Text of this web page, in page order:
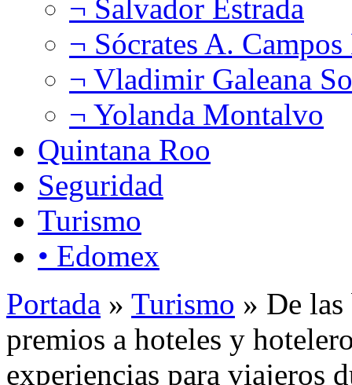
¬ Salvador Estrada
¬ Sócrates A.
¬ Vladimir Galeana
¬ Yolanda Montalvo
Quintana Roo
Seguridad
Turismo
• Edomex
Portada » Turismo » De
premios a hoteles y
experiencias para viajeros